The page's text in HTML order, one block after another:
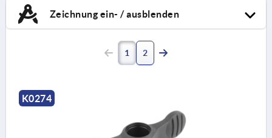
Zeichnung ein- / ausblenden
1 2
K0274